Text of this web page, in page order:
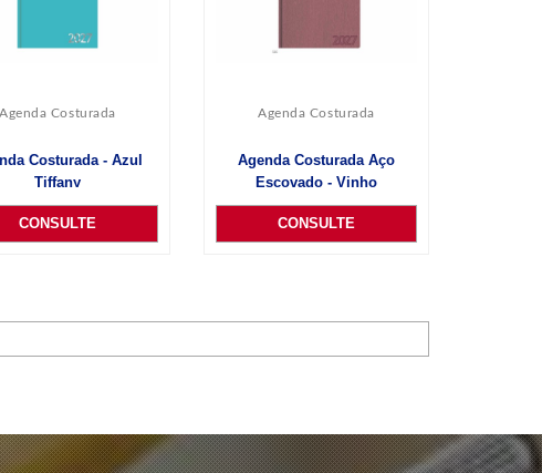
Agenda Costurada
Costurada - Azul
Tiffany
CONSULTE
Agenda Costurada
Agenda Costurada Aço
Escovado - Vinho
CONSULTE